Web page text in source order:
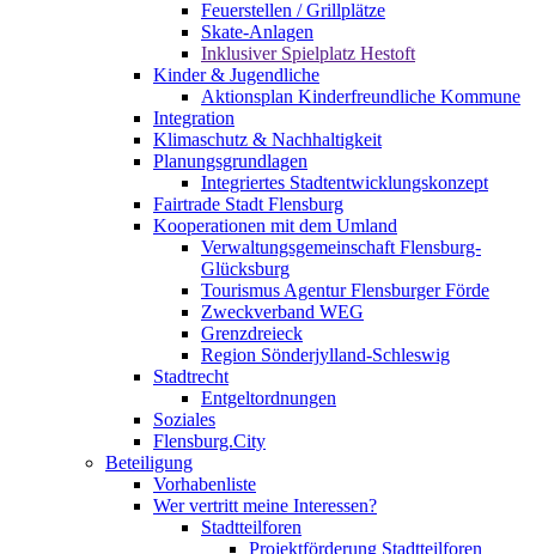
Feuerstellen / Grillplätze
Skate-Anlagen
Inklusiver Spielplatz Hestoft
Kinder & Jugendliche
Aktionsplan Kinderfreundliche Kommune
Integration
Klimaschutz & Nachhaltigkeit
Planungsgrundlagen
Integriertes Stadtentwicklungskonzept
Fairtrade Stadt Flensburg
Kooperationen mit dem Umland
Verwaltungsgemeinschaft Flensburg-
Glücksburg
Tourismus Agentur Flensburger Förde
Zweckverband WEG
Grenzdreieck
Region Sönderjylland-Schleswig
Stadtrecht
Entgeltordnungen
Soziales
Flensburg.City
Beteiligung
Vorhabenliste
Wer vertritt meine Interessen?
Stadtteilforen
Projektförderung Stadtteilforen